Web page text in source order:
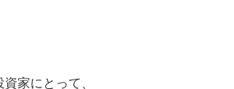
家にとって、